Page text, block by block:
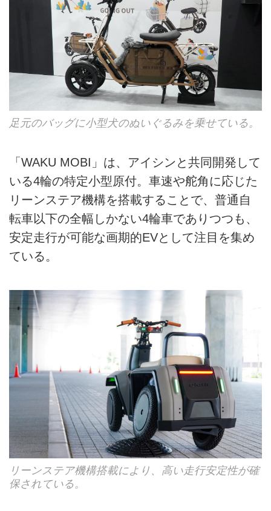
足元のバッグに小型犬のぬいぐるみを乗せている。
「WAKU MOBI」は、アイシンと共同開発して
いる4輪の特定小型原付。車速や舵角に応じた
リーンステア機構を搭載することで、普通自
転車以下の全幅しかない4輪車でありつつも、
安定走行が可能な画期的EVとして注目を集め
ている。
リーンステア機構搭載により、高い走行安定性が確
保されている。